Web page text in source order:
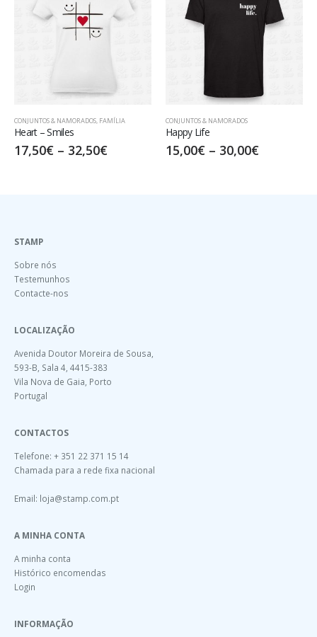
& NAMORADOS,FAMÍLIA
–32,50 €
CONJUNTOS & NAMORADOS
–30,00 €
STAMP
Sobre nós
Testemunhos
Contacte-nos
LOCALIZAÇÃO
Avenida Doutor Moreira de Sousa,
593-B, Sala 4, 4415-383
Vila Nova de Gaia, Porto
Portugal
CONTACTOS
Telefone: + 351 22 371 15 14
Chamada para a rede fixa nacional
Email: loja@stamp.com.pt
A MINHA CONTA
A minha conta
Histórico encomendas
Login
INFORMAÇÃO